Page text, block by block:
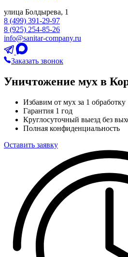
улица Болдырева, 1
8 (499) 391-29-97
8 (925) 254-85-26
info@sanitar-company.ru
Заказать звонок
Уничтожение мух в
Избавим от мух за 1 обработку
Гарантия 1 год
Круглосуточный выезд без
Полная конфиденциальность
Оставить заявку